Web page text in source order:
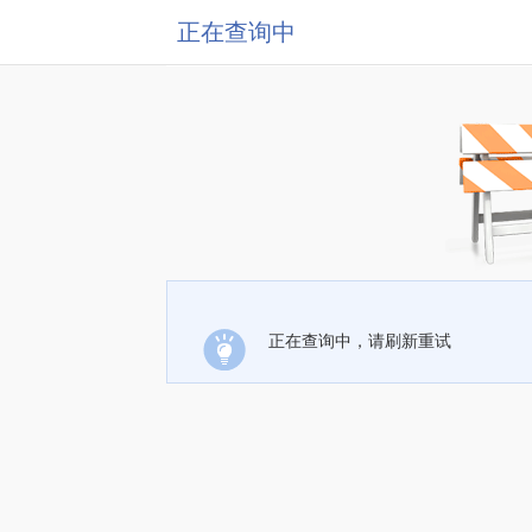
正在查询中
正在查询中，请刷新重试